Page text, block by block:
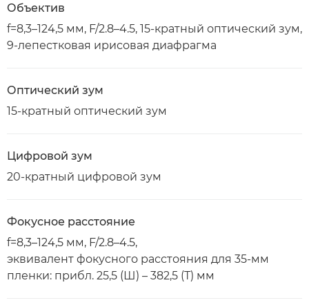
Объектив
f=8,3–124,5 мм, F/2.8–4.5, 15-кратный оптический зум,
9-лепестковая ирисовая диафрагма
Оптический зум
15-кратный оптический зум
Цифровой зум
20-кратный цифровой зум
Фокусное расстояние
f=8,3–124,5 мм, F/2.8–4.5,
эквивалент фокусного расстояния для 35-мм
пленки: прибл. 25,5 (Ш) – 382,5 (Т) мм